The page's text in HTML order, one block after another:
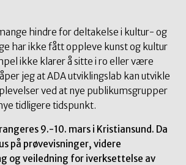
hindre for deltakelse i kultur- og
har ikke fått oppleve kunst og kultur
ikke klarer å sitte i ro eller være
jeg at ADA utviklingslab kan utvikle
ved at nye publikumsgrupper
tidligere tidspunkt.
9.-10. mars i Kristiansund. Da
på prøvevisninger, videre
og veiledning for iverksettelse av